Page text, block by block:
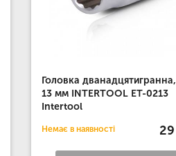
Головка
13 мм INTERTOOL ET-0213
Intertool
Немає в наявності